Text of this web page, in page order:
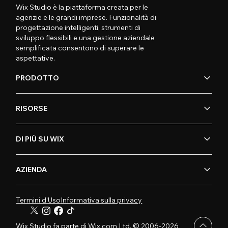
Wix Studio è la piattaforma creata per le
agenzie e le grandi imprese. Funzionalità di
progettazione intelligenti, strumenti di
sviluppo flessibili e una gestione aziendale
semplificata consentono di superare le
aspettative.
PRODOTTO
RISORSE
DI PIÙ SU WIX
AZIENDA
Termini d'UsoInformativa sulla privacy
Wix Studio fa parte di Wix.com Ltd. © 2006-2026